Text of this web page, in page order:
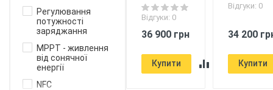
Регулювання
потужності
заряджання
MPPT - живлення
від сонячної
енергії
NFC
Відгуки: 0
36 900 грн
Купити
Відгуки: 0
34 200
Купити